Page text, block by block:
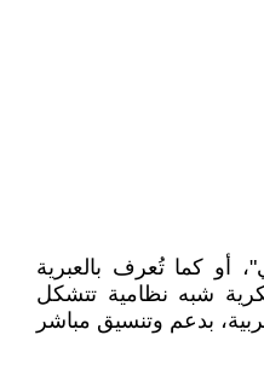
أو كما تُعرف بالعبرية
شبه نظامية تتشكل
بدعم وتنسيق مباشر